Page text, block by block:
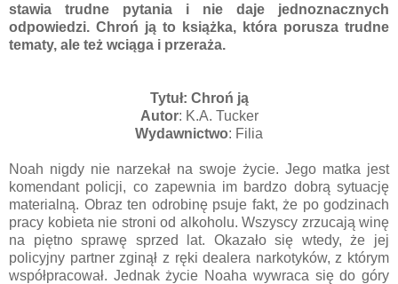
stawia trudne pytania i nie daje jednoznacznych
odpowiedzi. Chroń ją to książka, która porusza trudne
tematy, ale też wciąga i przeraża.
Tytuł: Chroń ją
Autor: K.A. Tucker
Wydawnictwo: Filia
Noah nigdy nie narzekał na swoje życie. Jego matka jest
komendant policji, co zapewnia im bardzo dobrą sytuację
materialną. Obraz ten odrobinę psuje fakt, że po godzinach
pracy kobieta nie stroni od alkoholu. Wszyscy zrzucają winę
na piętno sprawę sprzed lat. Okazało się wtedy, że jej
policyjny partner zginął z ręki dealera narkotyków, z którym
współpracował. Jednak życie Noaha wywraca się do góry